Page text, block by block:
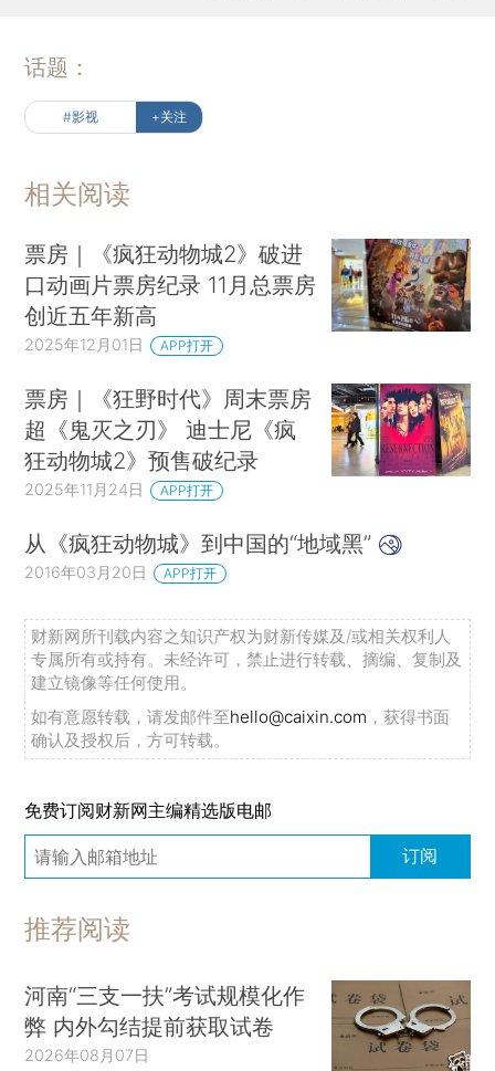
话题：
#影视 +关注
相关阅读
票房｜《疯狂动物城2》破进
口动画片票房纪录 11月总票房
创近五年新高
2025年12月01日 APP打开
票房｜《狂野时代》周末票房
超《鬼灭之刃》 迪士尼《疯
狂动物城2》预售破纪录
2025年11月24日 APP打开
从《疯狂动物城》到中国的“地域黑”
2016年03月20日 APP打开
财新网所刊载内容之知识产权为财新传媒及/或相关权利人
专属所有或持有。未经许可，禁止进行转载、摘编、复制及
建立镜像等任何使用。
如有意愿转载，请发邮件至hello@caixin.com ，获得书面
确认及授权后，方可转载。
免费订阅财新网主编精选版电邮
订阅
推荐阅读
河南“三支一扶”考试规模化作
弊 内外勾结提前获取试卷
2026年08月07日